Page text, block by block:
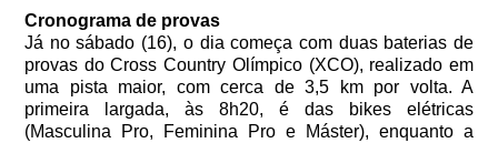
Cronograma de provas
Já no sábado (16), o dia começa com duas baterias de
provas do Cross Country Olímpico (XCO), realizado em
uma pista maior, com cerca de 3,5 km por volta. A
primeira largada, às 8h20, é das bikes elétricas
(Masculina Pro, Feminina Pro e Máster), enquanto a